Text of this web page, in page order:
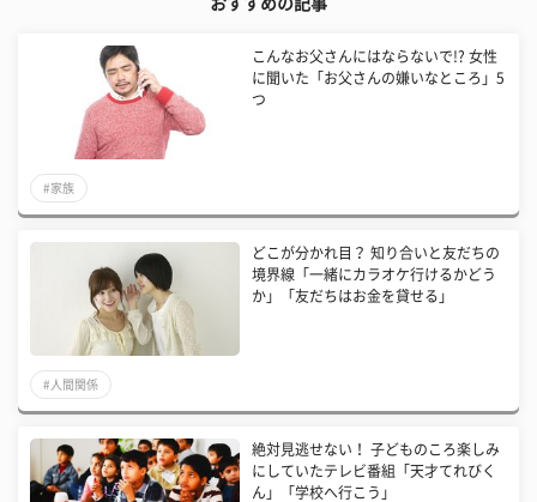
おすすめの記事
こんなお父さんにはならないで!? 女性
に聞いた「お父さんの嫌いなところ」5
つ
#家族
どこが分かれ目？ 知り合いと友だちの
境界線「一緒にカラオケ行けるかどう
か」「友だちはお金を貸せる」
#人間関係
絶対見逃せない！ 子どものころ楽しみ
にしていたテレビ番組「天才てれびく
ん」「学校へ行こう」